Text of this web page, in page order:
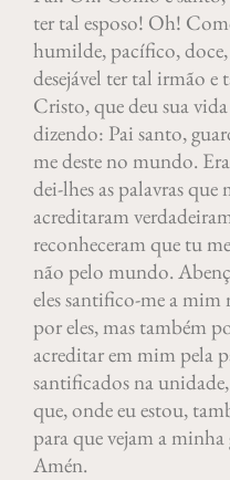
ter tal esposo! Oh!
humilde, pacífico,
desejável ter tal irmão e
Cristo, que deu sua
dizendo: Pai santo,
me deste no mundo.
dei-lhes as palavras que
acreditaram
reconheceram que tu
não pelo mundo.
eles santifico-me a mim
por eles, mas também
acreditar em mim pela
santificados na
que, onde eu estou,
para que vejam a
Amén.